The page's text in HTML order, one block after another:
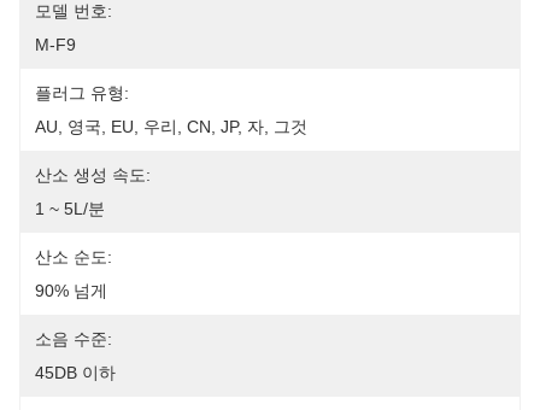
모델 번호:
M-F9
플러그 유형:
AU, 영국, EU, 우리, CN, JP, 자, 그것
산소 생성 속도:
1 ~ 5L/분
산소 순도:
90% 넘게
소음 수준:
45DB 이하